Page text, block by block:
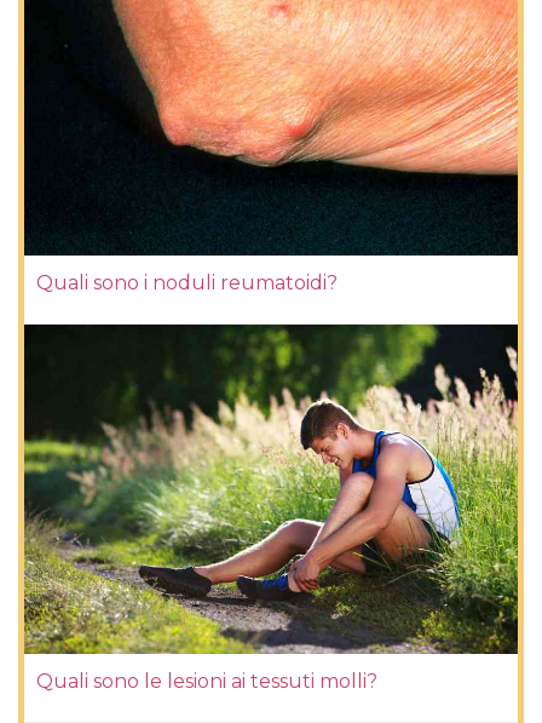
Quali sono i noduli reumatoidi?
Quali sono le lesioni ai tessuti molli?